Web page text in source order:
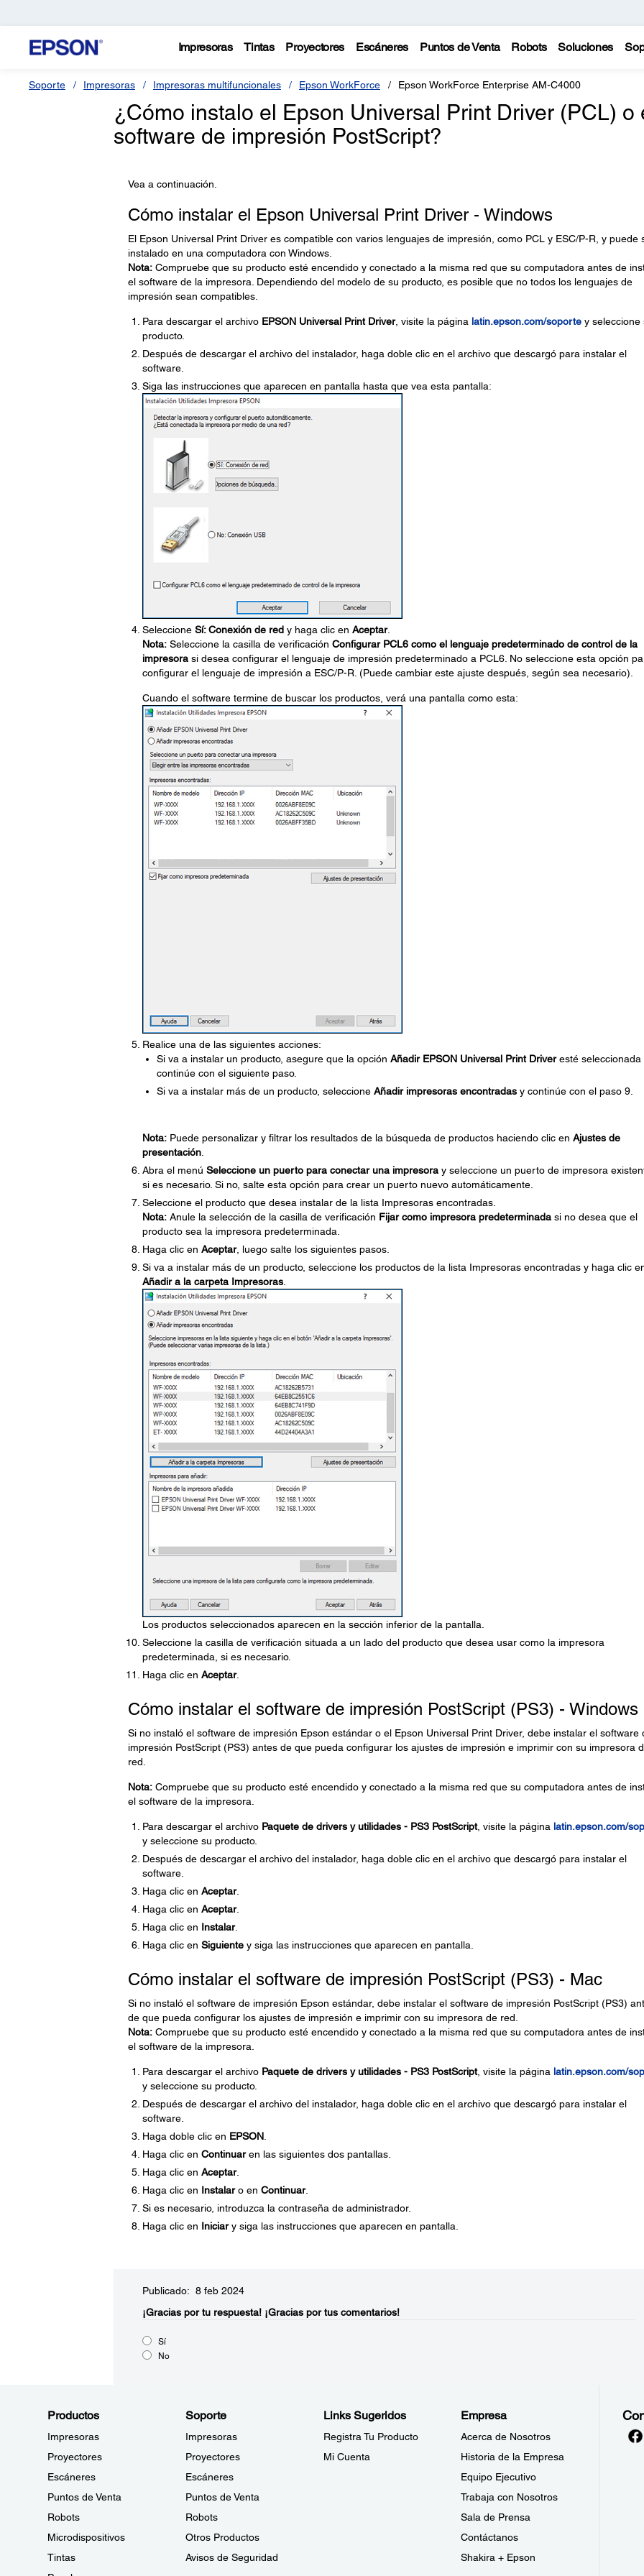
Impresoras Tintas Proyectores Escáneres Puntos de Venta Robots Soluciones
Soporte Impresoras Impresoras multifuncionales Epson WorkForce Epson WorkForce Enterprise AM-C4000
¿Cómo instalo el Epson Universal Print Driver (PCL) o
software de impresión PostScript?
Vea a continuación.
Cómo instalar el Epson Universal Print Driver - Windows
El Epson Universal Print Driver es compatible con varios lenguajes de impresión, como PCL y ESC/P-R, y puede
instalado en una computadora con Windows.
Nota:Compruebe que su producto esté encendido y conectado a la misma red que su computadora antes de
el software de la impresora. Dependiendo del modelo de su producto, es posible que no todos los lenguajes de
impresión sean compatibles.
Para descargar el archivo EPSON Universal Print Driver, visite la página latin.epson.com/soportey seleccione
producto.
Después de descargar el archivo del instalador, haga doble clic en el archivo que descargó para instalar el
software.
Siga las instrucciones que aparecen en pantalla hasta que vea esta pantalla:
Seleccione Sí: Conexión de redy haga clic en Aceptar.
Nota:Seleccione la casilla de verificación Configurar PCL6 como el lenguaje predeterminado de control de la
impresorasi desea configurar el lenguaje de impresión predeterminado a PCL6. No seleccione esta opción
configurar el lenguaje de impresión a ESC/P-R. (Puede cambiar este ajuste después, según sea necesario).
Cuando el software termine de buscar los productos, verá una pantalla como esta:
Realice una de las siguientes acciones:
Si va a instalar un producto, asegure que la opción Añadir EPSON Universal Print Driveresté seleccionada
continúe con el siguiente paso.
Si va a instalar más de un producto, seleccione Añadir impresoras encontradasy continúe con el paso 9.
Nota:Puede personalizar y filtrar los resultados de la búsqueda de productos haciendo clic en Ajustes de
presentación.
Abra el menú Seleccione un puerto para conectar una impresoray seleccione un puerto de impresora
si es necesario. Si no, salte esta opción para crear un puerto nuevo automáticamente.
Seleccione el producto que desea instalar de la lista Impresoras encontradas.
Nota:Anule la selección de la casilla de verificación Fijar como impresora predeterminadasi no desea que el
producto sea la impresora predeterminada.
Haga clic en Aceptar, luego salte los siguientes pasos.
Si va a instalar más de un producto, seleccione los productos de la lista Impresoras encontradas y haga clic
Añadir a la carpeta Impresoras.
Los productos seleccionados aparecen en la sección inferior de la pantalla.
Seleccione la casilla de verificación situada a un lado del producto que desea usar como la impresora
predeterminada, si es necesario.
Haga clic en Aceptar.
Cómo instalar el software de impresión PostScript (PS3) - Windows
Si no instaló el software de impresión Epson estándar o el Epson Universal Print Driver, debe instalar el software
impresión PostScript (PS3) antes de que pueda configurar los ajustes de impresión e imprimir con su impresora
red.
Nota:Compruebe que su producto esté encendido y conectado a la misma red que su computadora antes de
el software de la impresora.
Para descargar el archivo Paquete de drivers y utilidades - PS3 PostScript, visite la página latin.epson.com/
y seleccione su producto.
Después de descargar el archivo del instalador, haga doble clic en el archivo que descargó para instalar el
software.
Haga clic en Aceptar.
Haga clic en Aceptar.
Haga clic en Instalar.
Haga clic en Siguientey siga las instrucciones que aparecen en pantalla.
Cómo instalar el software de impresión PostScript (PS3) - Mac
Si no instaló el software de impresión Epson estándar, debe instalar el software de impresión PostScript (PS3)
de que pueda configurar los ajustes de impresión e imprimir con su impresora de red.
Nota:Compruebe que su producto esté encendido y conectado a la misma red que su computadora antes de
el software de la impresora.
Para descargar el archivo Paquete de drivers y utilidades - PS3 PostScript, visite la página latin.epson.com/
y seleccione su producto.
Después de descargar el archivo del instalador, haga doble clic en el archivo que descargó para instalar el
software.
Haga doble clic en EPSON.
Haga clic en Continuaren las siguientes dos pantallas.
Haga clic en Aceptar.
Haga clic en Instalaro en Continuar.
Si es necesario, introduzca la contraseña de administrador.
Haga clic en Iniciary siga las instrucciones que aparecen en pantalla.
Publicado: 8 feb 2024
¡Gracias por tu respuesta! ¡Gracias por tus comentarios!
Sí
No
Productos
Impresoras
Proyectores
Escáneres
Puntos de Venta
Robots
Microdispositivos
Tintas
Soporte
Impresoras
Proyectores
Escáneres
Puntos de Venta
Robots
Otros Productos
Avisos de Seguridad
Links Sugeridos
Registra Tu Producto
Mi Cuenta
Empresa
Acerca de Nosotros
Historia de la Empresa
Equipo Ejecutivo
Trabaja con Nosotros
Sala de Prensa
Contáctanos
Shakira + Epson